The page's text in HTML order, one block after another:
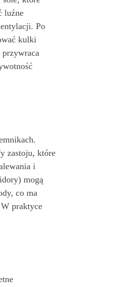
luźne
Po
kulki
zastoju, które
i
mogą
co ma
praktyce